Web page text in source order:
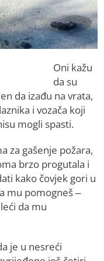
Oni kažu
da su
da izađu na vrata,
i vozača koji
mogli spasti.
za gašenje požara,
brzo progutala i
kako čovjek gori u
mu pomogneš –
da mu
je u nesreći